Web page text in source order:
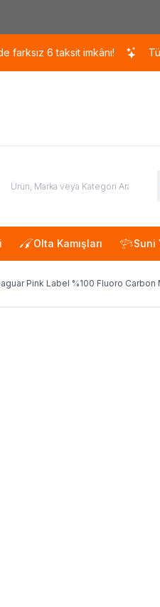
6 taksit imkânı! Tüm kredi
Olta Kamışları Suni
Pink Label %100 Fluoro Carbon